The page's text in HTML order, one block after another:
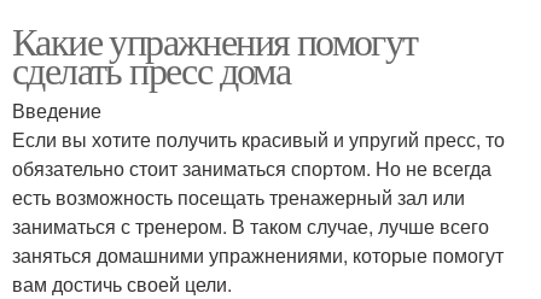
Какие упражнения помогут
сделать пресс дома
Введение
Если вы хотите получить красивый и упругий пресс, то
обязательно стоит заниматься спортом. Но не всегда
есть возможность посещать тренажерный зал или
заниматься с тренером. В таком случае, лучше всего
заняться домашними упражнениями, которые помогут
вам достичь своей цели.